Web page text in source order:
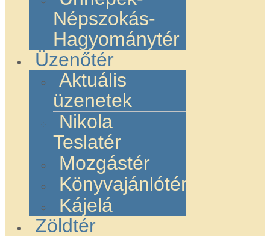
Népszokás-
Hagyománytér
Üzenőtér
Aktuális
üzenetek
Nikola
Teslatér
Mozgástér
Könyvajánlótér
Kájelá
Zöldtér